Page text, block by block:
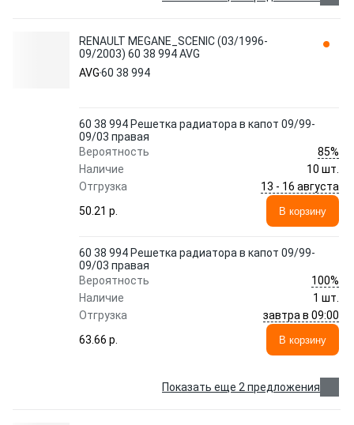
RENAULT MEGANE_SCENIC (03/1996-
09/2003) 60 38 994 AVG
AVG60 38 994
60 38 994 Решетка радиатора в капот 09/99-
09/03 правая
Вероятность
85%
Наличие
10 шт.
Отгрузка
13 - 16 августа
50.21 p.
В корзину
60 38 994 Решетка радиатора в капот 09/99-
09/03 правая
Вероятность
100%
Наличие
1 шт.
Отгрузка
завтра в 09:00
63.66 p.
В корзину
Показать еще 2 предложения